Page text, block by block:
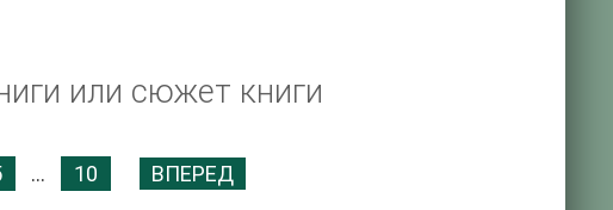
или сюжет книги
... 10 ВПЕРЕД